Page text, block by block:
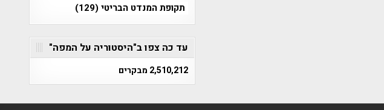
תקופת המנדט הבריטי(129)
עד כה צפו ב"היסטוריה על המפה"
2,510,212 מבקרים